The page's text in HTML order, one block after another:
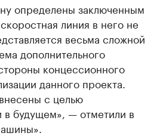
определены заключенным
линия в него не
весьма сложной
дополнительного
концессионного
данного проекта.
с целью
в будущем», — отметили в